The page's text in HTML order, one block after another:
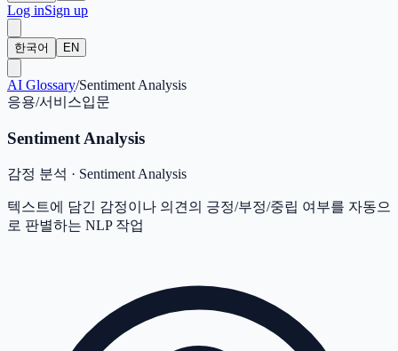
Log inSign up
한국어 EN
AI Glossary/Sentiment Analysis
응용/서비스입문
Sentiment Analysis
감정 분석 · Sentiment Analysis
텍스트에 담긴 감정이나 의견의 긍정/부정/중립 여부를 자동으
로 판별하는 NLP 작업